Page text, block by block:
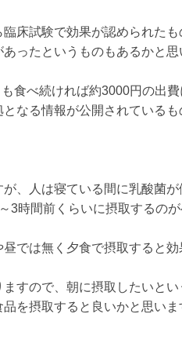
床試験で効果が認められた
ったというものもあるかと思
食べ続ければ約3000円の出
なる情報が公開されているも
、人は寝ている間に乳酸菌
3時間前くらいに摂取するのが
では無く夕食で摂取すると効
すので、朝に摂取したいと
を摂取すると良いかと思いま